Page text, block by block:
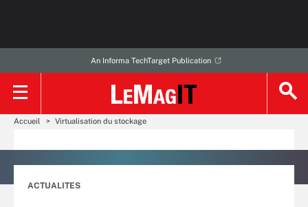
An Informa TechTarget Publication
Accueil Virtualisation du stockage
ACTUALITES